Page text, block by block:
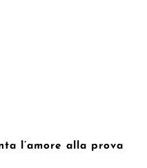
l’amore alla prova